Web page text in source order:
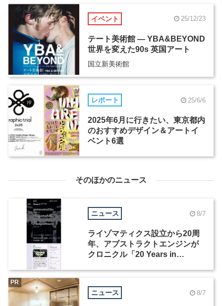
イベント 25/12/23
テート美術館 ― YBA&BEYOND
世界を変えた90s 英国アート
国立新美術館
レポート 25/6/6
2025年6月に行きたい、東京都内
のおすすめデザイン＆アートイ
ベント6選
そのほかのニュース
ニュース 8/7
ライゾマティクス設立から20周
年、アブストラクトエンジンが
クロニクル「20 Years in
ニュース 8/7
PR